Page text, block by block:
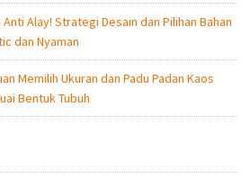
Alay! Strategi Desain dan Pilihan Bahan
dan Nyaman
Memilih Ukuran dan Padu Padan Kaos
Bentuk Tubuh